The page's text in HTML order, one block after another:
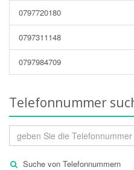
0797720180
0797311148
0797984709
Telefonnummer
Suche von Telefonnummern